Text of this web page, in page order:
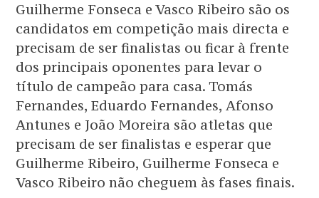
Guilherme Fonseca e Vasco Ribeiro são os
candidatos em competição mais directa e
precisam de ser finalistas ou ficar à frente
dos principais oponentes para levar o
título de campeão para casa. Tomás
Fernandes, Eduardo Fernandes, Afonso
Antunes e João Moreira são atletas que
precisam de ser finalistas e esperar que
Guilherme Ribeiro, Guilherme Fonseca e
Vasco Ribeiro não cheguem às fases finais.